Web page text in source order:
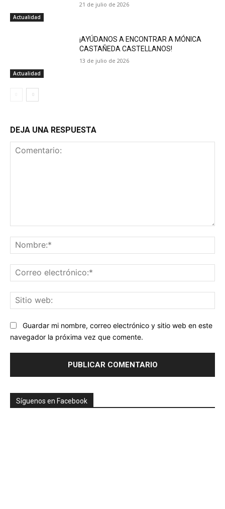
Actualidad
21 de julio de 2026
Actualidad
¡AYÚDANOS A ENCONTRAR A MÓNICA
CASTAÑEDA CASTELLANOS!
13 de julio de 2026
DEJA UNA RESPUESTA
Guardar mi nombre, correo electrónico y sitio web en este
navegador la próxima vez que comente.
Síguenos en Facebook